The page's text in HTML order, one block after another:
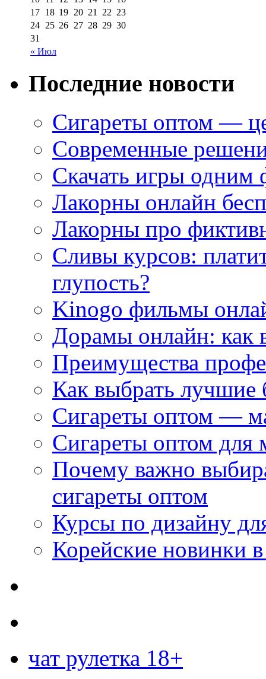
« Июл
17 18 19 20 21 22 23
24 25 26 27 28 29 30
31
Последние новости
Сигареты оптом —
Современные
Скачать игры одним
Лакорны онлайн
Лакорны про
Сливы курсов:
глупость?
Kinogo фильмы
Дорамы онлайн: как
Преимущества
Как выбрать
Сигареты оптом —
Сигареты оптом для
Почему важно
сигареты оптом
Курсы по дизайну
Корейские новинки
чат рулетка 18+